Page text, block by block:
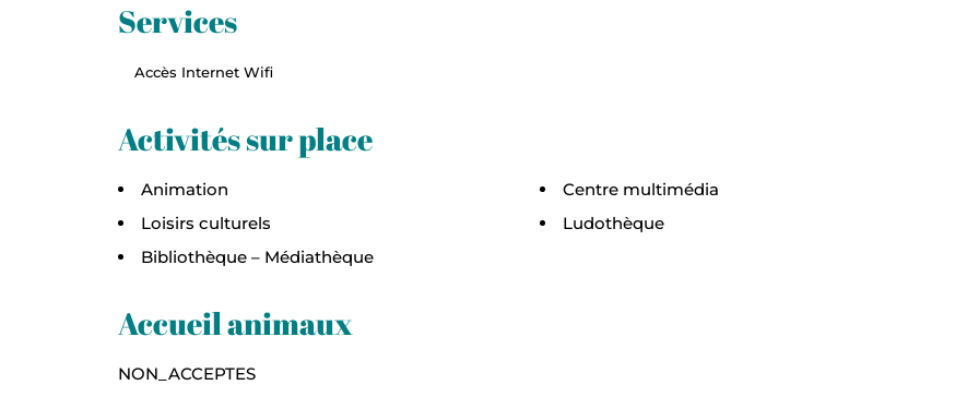
Services
Accès Internet Wifi
Activités sur place
Animation
Loisirs culturels
Bibliothèque – Médiathèque
Centre multimédia
Ludothèque
Accueil animaux
NON_ACCEPTES